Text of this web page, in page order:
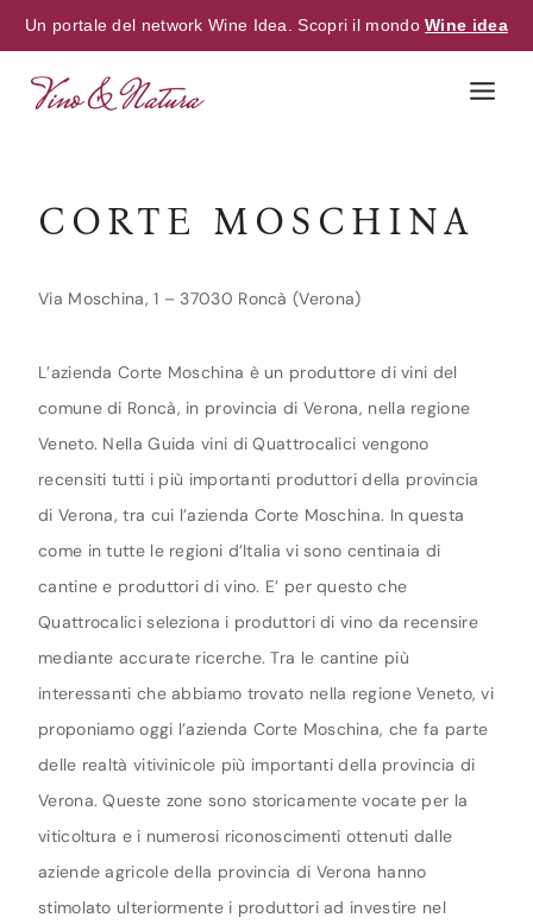
Un portale del network Wine Idea. Scopri il mondoWine idea
CORTE MOSCHINA
Via Moschina, 1 – 37030 Roncà (Verona)
L’azienda Corte Moschina è un produttore di vini del
comune di Roncà, in provincia di Verona, nella regione
Veneto. Nella Guida vini di Quattrocalici vengono
recensiti tutti i più importanti produttori della provincia
di Verona, tra cui l’azienda Corte Moschina. In questa
come in tutte le regioni d’Italia vi sono centinaia di
cantine e produttori di vino. E’ per questo che
Quattrocalici seleziona i produttori di vino da recensire
mediante accurate ricerche. Tra le cantine più
interessanti che abbiamo trovato nella regione Veneto, vi
proponiamo oggi l’azienda Corte Moschina, che fa parte
delle realtà vitivinicole più importanti della provincia di
Verona. Queste zone sono storicamente vocate per la
viticoltura e i numerosi riconoscimenti ottenuti dalle
aziende agricole della provincia di Verona hanno
stimolato ulteriormente i produttori ad investire nel